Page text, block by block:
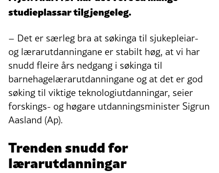
studieplassar tilgjengeleg.
– Det er særleg bra at søkinga til sjukepleiar-
og lærarutdanningane er stabilt høg, at vi har
snudd fleire års nedgang i søkinga til
barnehagelærarutdanningane og at det er god
søking til viktige teknologiutdanningar, seier
forskings- og høgare utdanningsminister Sigrun
Aasland (Ap).
Trenden snudd for
lærarutdanningar